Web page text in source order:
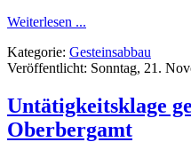
Weiterlesen ...
Kategorie: Gesteinsabbau
Veröffentlicht: Sonntag, 21.
Untätigkeitsklage
Oberbergamt